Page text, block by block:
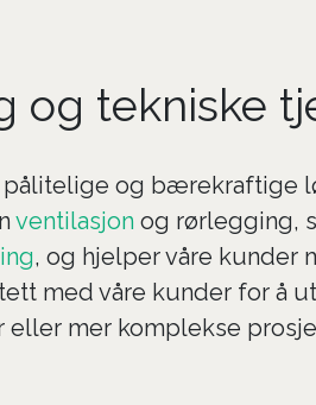
og tekniske
og
ventilasjon og rørlegging,
, og hjelper våre kunder
med våre kunder for å
mer komplekse